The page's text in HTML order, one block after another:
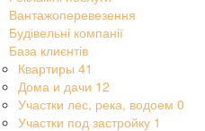
Вантажоперевезення
Будівельні компанії
База клиєнтів
Квартиры 41
Дома и дачи 12
Участки лес, река, водоем 0
Участки под застройку 1